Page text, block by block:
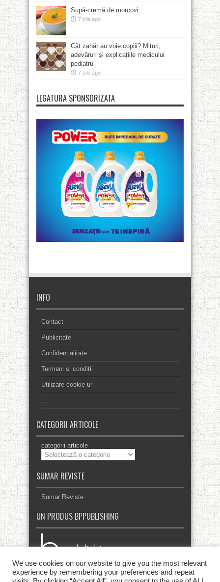
Supă-cremă de morcovi
7 zile ago
Cât zahăr au voie copiii? Mituri,
adevăruri și explicațiile medicului
pediatru
7 zile ago
LEGATURA SPONSORIZATA
INFO
Contact
Publicitate
Confidentialitate
Termeni si conditii
Utilizare cookie-uri
…
CATEGORII ARTICOLE
categorii articole
SUMAR REVISTE
Sumar Reviste
UN PRODUS BPPUBLISHING
We use cookies on our website to give you the most relevant
experience by remembering your preferences and repeat